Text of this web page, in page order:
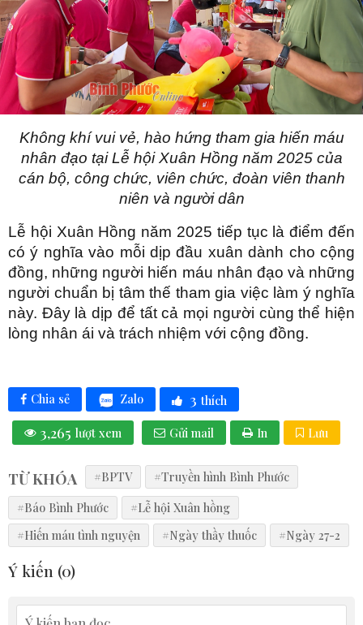
Không khí vui vẻ, hào hứng tham gia hiến máu
nhân đạo tại Lễ hội Xuân Hồng năm 2025 của
cán bộ, công chức, viên chức, đoàn viên thanh
niên và người dân
Lễ hội Xuân Hồng năm 2025 tiếp tục là điểm đến
có ý nghĩa vào mỗi dịp đầu xuân dành cho cộng
đồng, những người hiến máu nhân đạo và những
người chuẩn bị tâm thế tham gia việc làm ý nghĩa
này. Đây là dịp để tất cả mọi người cùng thể hiện
lòng nhân ái và trách nhiệm với cộng đồng.
Chia sẻ Zalo 3 thích
3,265 lượt xem Gửi mail In Lưu
TỪ KHÓA #BPTV
#Truyền hình Bình Phước
#Báo Bình Phước
#Lễ hội Xuân hồng
#Hiến máu tình nguyện
#Ngày thầy thuốc #Ngày 27-2
Ý kiến (0)